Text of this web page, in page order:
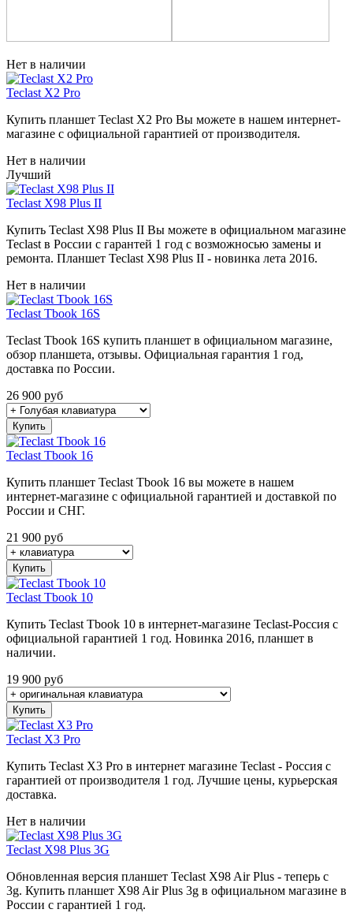
Нет в наличии
Teclast X2 Pro
Купить планшет Teclast X2 Pro Вы можете в нашем интернет-
магазине с официальной гарантией от производителя.
Нет в наличии
Лучший
Teclast X98 Plus II
Купить Teclast X98 Plus II Вы можете в официальном магазине
Teclast в России с гарантей 1 год с возможносью замены и
ремонта. Планшет Teclast X98 Plus II - новинка лета 2016.
Нет в наличии
Teclast Tbook 16S
Teclast Tbook 16S купить планшет в официальном магазине,
обзор планшета, отзывы. Официальная гарантия 1 год,
доставка по России.
26 900 руб
Купить
Teclast Tbook 16
Купить планшет Teclast Tbook 16 вы можете в нашем
интернет-магазине с официальной гарантией и доставкой по
России и СНГ.
21 900 руб
Купить
Teclast Tbook 10
Купить Teclast Tbook 10 в интернет-магазине Teclast-Россия с
официальной гарантией 1 год. Новинка 2016, планшет в
наличии.
19 900 руб
Купить
Teclast X3 Pro
Купить Teclast X3 Pro в интернет магазине Teclast - Россия с
гарантией от производителя 1 год. Лучшие цены, курьерская
доставка.
Нет в наличии
Teclast X98 Plus 3G
Обновленная версия планшет Teclast X98 Air Plus - теперь с
3g. Купить планшет X98 Air Plus 3g в официальном магазине в
России с гарантией 1 год.